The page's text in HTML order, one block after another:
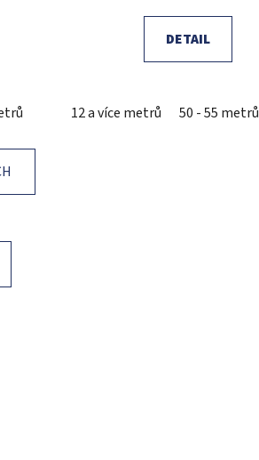
DETAIL
12 a více metrů 50 - 55 metrů